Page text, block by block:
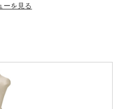
ーを見る